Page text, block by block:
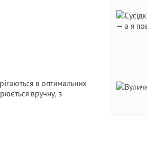
в оптимальних
вручну, з